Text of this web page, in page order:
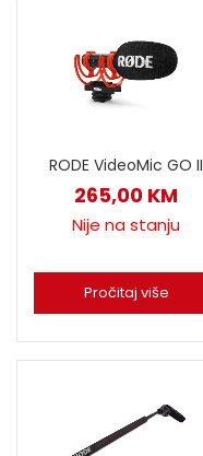
RODE VideoMic GO II
265,00 KM
Nije na stanju
Pročitaj više